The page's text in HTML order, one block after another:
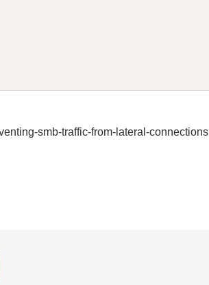
smb-traffic-from-lateral-connections